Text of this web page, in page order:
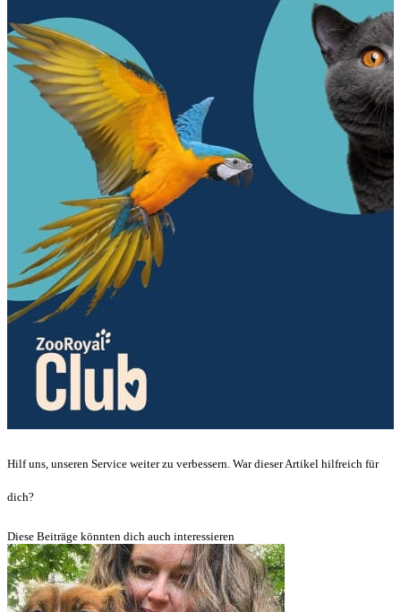
Hilf uns, unseren Service weiter zu verbessern. War dieser Artikel hilfreich für
dich?
Diese Beiträge könnten dich auch interessieren